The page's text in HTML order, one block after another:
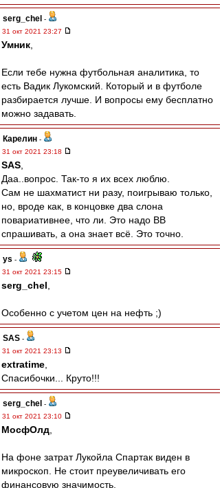
serg_chel -
31 окт 2021 23:27
Умник
Если тебе нужна футбольная аналитика, то
есть Вадик Лукомский. Который и в футболе
разбирается лучше. И вопросы ему бесплатно
можно задавать.
Карелин -
31 окт 2021 23:18
SAS
Даа..вопрос. Так-то я их всех люблю.
Сам не шахматист ни разу, поигрываю только,
но, вроде как, в концовке два слона
повариативнее, что ли. Это надо ВВ
спрашивать, а она знает всё. Это точно.
ys -
31 окт 2021 23:15
serg_chel
Особенно с учетом цен на нефть ;)
SAS -
31 окт 2021 23:13
extratime
Спасибочки... Круто!!!
serg_chel -
31 окт 2021 23:10
МосфОлд
На фоне затрат Лукойла Спартак виден в
микроскоп. Не стоит преувеличивать его
финансовую значимость.